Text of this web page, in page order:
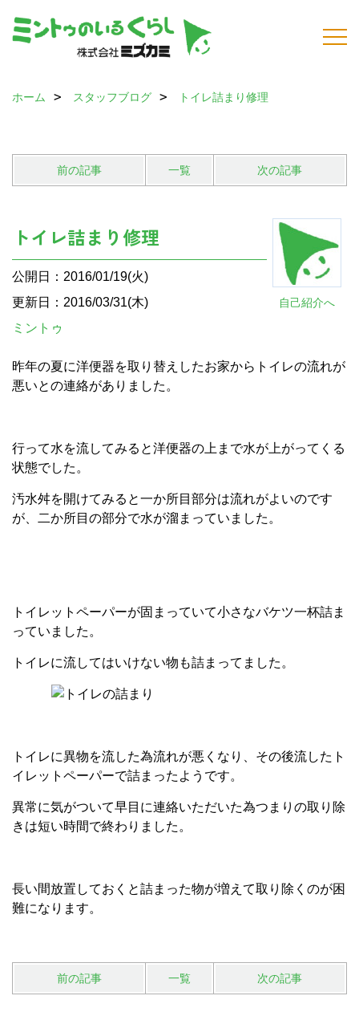
ホーム スタッフブログ トイレ詰まり修理
前の記事 一覧 次の記事
自己紹介へ
トイレ詰まり修理
公開日：2016/01/19(火)
更新日：2016/03/31(木)
ミントゥ
昨年の夏に洋便器を取り替えしたお家からトイレの流れが
悪いとの連絡がありました。
行って水を流してみると洋便器の上まで水が上がってくる
状態でした。
汚水舛を開けてみると一か所目部分は流れがよいのです
が、二か所目の部分で水が溜まっていました。
トイレットペーパーが固まっていて小さなバケツ一杯詰ま
っていました。
トイレに流してはいけない物も詰まってました。
トイレに異物を流した為流れが悪くなり、その後流したト
イレットペーパーで詰まったようです。
異常に気がついて早目に連絡いただいた為つまりの取り除
きは短い時間で終わりました。
長い間放置しておくと詰まった物が増えて取り除くのが困
難になります。
前の記事 一覧 次の記事